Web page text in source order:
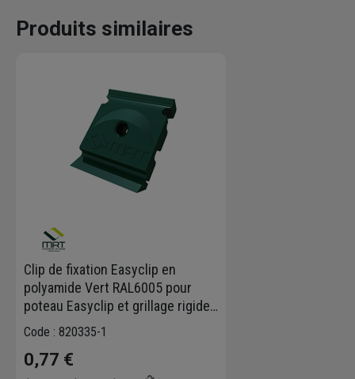
Produits similaires
Clip de fixation Easyclip en
polyamide Vert RAL6005 pour
poteau Easyclip et grillage rigide
Moreda
Code : 820335-1
0,77 €